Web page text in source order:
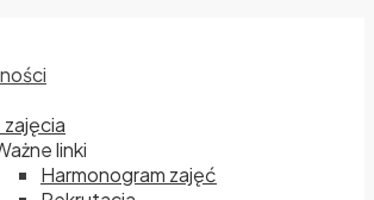
zajęcia
linki
Harmonogram zajęć